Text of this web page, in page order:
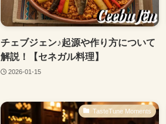
チェブジェン♪起源や作り方について
解説！【セネガル料理】
2026-01-15
TasteTune Moments